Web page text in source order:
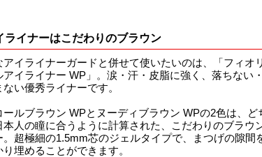
ライナーはこだわりのブラウン
アイライナーガードと併せて使いたいのは、「フィオリ
アイライナー WP」。涙・汗・皮脂に強く、落ちない・
ない優秀ライナーです。
ールブラウン WPとヌーディブラウン WPの2色は、ど
本人の瞳に合うように計算された、こだわりのブラウ
。超極細の1.5mm芯のジェルタイプで、まつげの隙間
り埋めることができます。